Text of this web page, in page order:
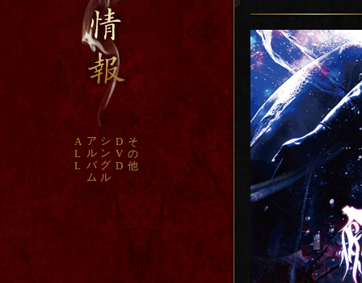
A
L
L
ア
ル
バ
ム
シ
ン
グ
ル
D
V
D
そ
の
他